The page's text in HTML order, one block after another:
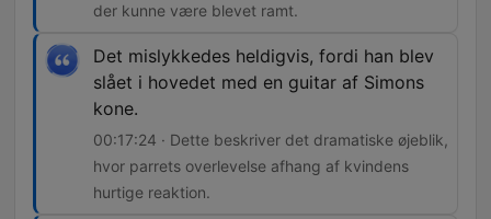
der kunne være blevet ramt.
Det mislykkedes heldigvis, fordi han blev
slået i hovedet med en guitar af Simons
kone.
00:17:24 · Dette beskriver det dramatiske øjeblik,
hvor parrets overlevelse afhang af kvindens
hurtige reaktion.